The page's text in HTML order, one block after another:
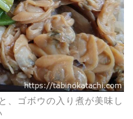
、ゴボウの入り煮が美味し